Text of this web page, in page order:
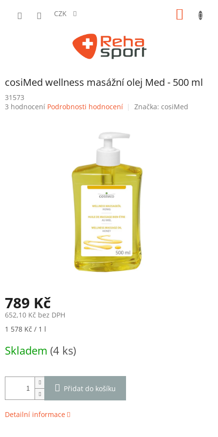
CZK
cosiMed wellness masážní olej Med - 500 ml
31573
Průměrné
3 hodnocení Podrobnosti hodnocení Značka: cosiMed
789 Kč
652,10 Kč bez DPH
Měrná
1 578 Kč / 1 l
Skladem (4 ks)
Přidat do košíku
Detailní informace